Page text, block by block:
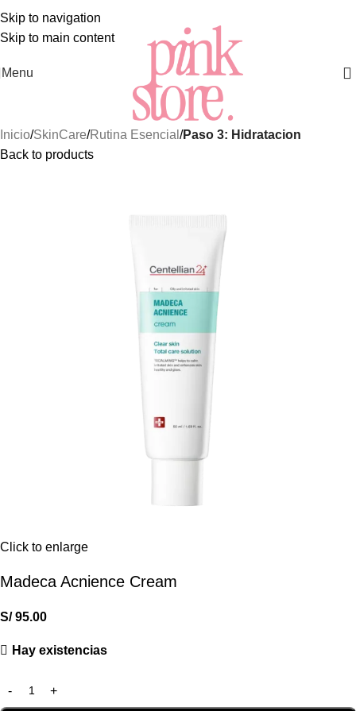
Skip to navigation
Skip to main content
MEJORES Y MÁS EXCLUSIVOS PRODUCTOS DE
Menu
Inicio SkinCare Rutina Esencial Paso 3: Hidratacion
Back to products
Click to enlarge
Madeca Acnience Cream
S/95.00
Hay existencias